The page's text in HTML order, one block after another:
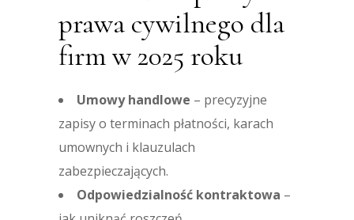
prawa cywilnego dla
firm w 2025 roku
Umowy handlowe – precyzyjne
zapisy o terminach płatności, karach
umownych i klauzulach
zabezpieczających.
Odpowiedzialność kontraktowa –